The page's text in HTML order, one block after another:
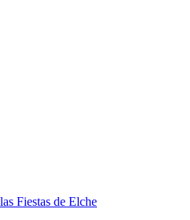
Fiestas de Elche